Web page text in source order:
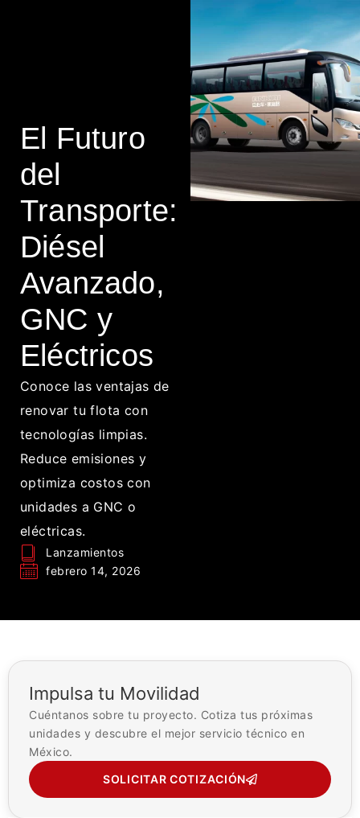
El Futuro
del
Transporte:
Diésel
Avanzado,
GNC y
Eléctricos
Conoce las ventajas de
renovar tu flota con
tecnologías limpias.
Reduce emisiones y
optimiza costos con
unidades a GNC o
eléctricas.
Lanzamientos
febrero 14, 2026
Impulsa tu Movilidad
Cuéntanos sobre tu proyecto. Cotiza tus próximas
unidades y descubre el mejor servicio técnico en
México.
SOLICITAR COTIZACIÓN